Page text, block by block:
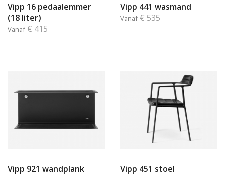
Vipp 16 pedaalemmer
(18 liter)
Vanaf € 415
Vipp 441 wasmand
Vanaf € 535
Vipp 921 wandplank
Vipp 451 stoel